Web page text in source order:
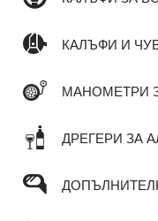
КАЛЪФИ И
МАНОМЕТРИ
ДРЕГЕРИ ЗА